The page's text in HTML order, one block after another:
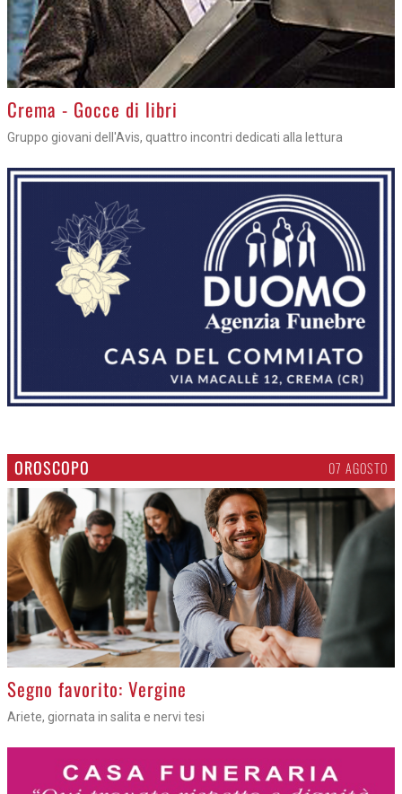
Crema - Gocce di libri
Gruppo giovani dell'Avis, quattro incontri dedicati alla lettura
OROSCOPO 07 AGOSTO
>
Segno favorito: Vergine
Ariete, giornata in salita e nervi tesi